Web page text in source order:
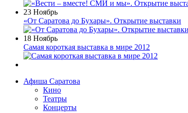
23 Ноябрь
«От Саратова до Бухары». Открытие выставки
18 Ноябрь
Самая короткая выставка в мире 2012
Афиша Саратова
Кино
Театры
Концерты